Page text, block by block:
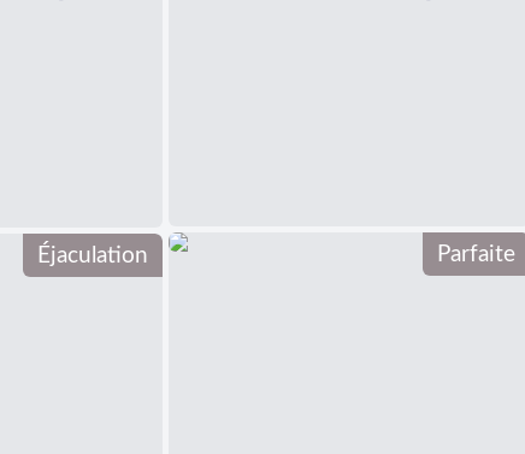
Parfaite
Éjaculation